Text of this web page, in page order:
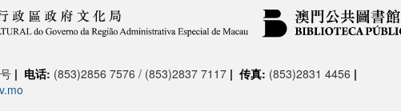
| 电话: (853)2856 7576 / (853)2837 7117 | 传真: (853)2831 4456 |